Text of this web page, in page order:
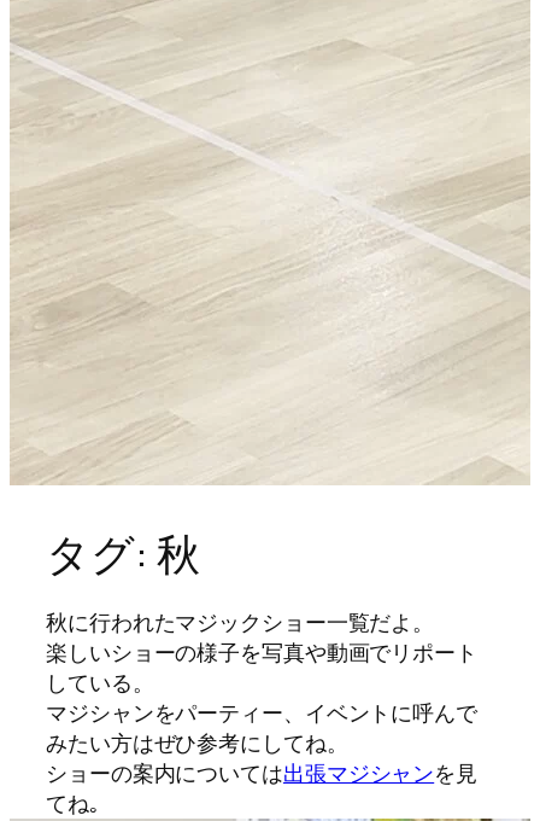
タグ: 秋
秋に行われたマジックショー一覧だよ。
楽しいショーの様子を写真や動画でリポート
している。
マジシャンをパーティー、イベントに呼んで
みたい方はぜひ参考にしてね。
ショーの案内については出張マジシャンを見
てね｡